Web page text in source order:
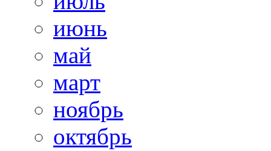
июнь
май
март
ноябрь
октябрь